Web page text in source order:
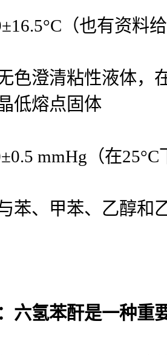
（也有资料
色澄清粘性液体，
低熔点固体
mmHg（在25°C
苯、甲苯、乙醇和
六氢苯酐是一种重